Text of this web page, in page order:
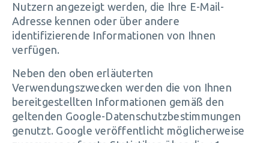
Nutzern angezeigt werden, die Ihre E-Mail-
Adresse kennen oder über andere
identifizierende Informationen von Ihnen
verfügen.
Neben den oben erläuterten
Verwendungszwecken werden die von Ihnen
bereitgestellten Informationen gemäß den
geltenden Google-Datenschutzbestimmungen
genutzt. Google veröffentlicht möglicherweise